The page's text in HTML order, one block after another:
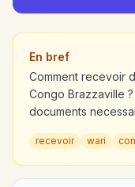
En bref
Comment recevoir
Congo Brazzaville
documents
recevoir wari